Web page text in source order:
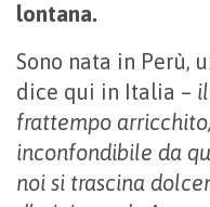
lontana.
Sono nata in Perù,
dice qui in Italia –
frattempo
inconfondibile da
noi si trascina